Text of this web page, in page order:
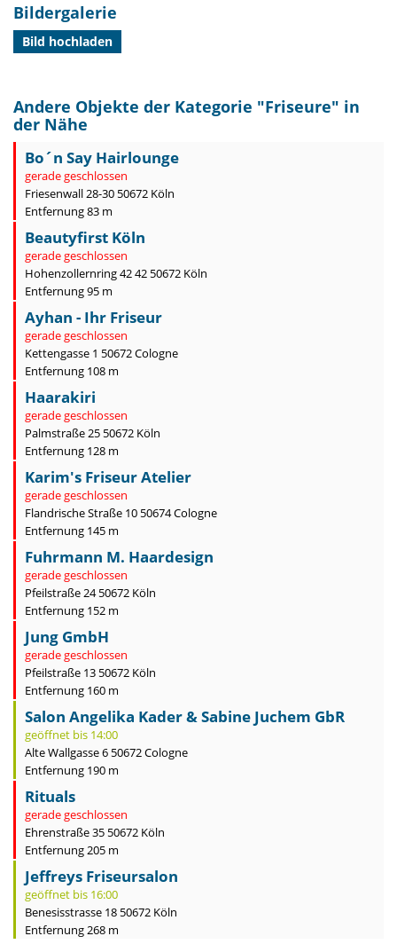
Bildergalerie
Bild hochladen
Andere Objekte der Kategorie "Friseure" in
der Nähe
Bo´n Say Hairlounge
gerade geschlossen
Friesenwall 28-30 50672 Köln
Entfernung 83 m
Beautyfirst Köln
gerade geschlossen
Hohenzollernring 42 42 50672 Köln
Entfernung 95 m
Ayhan - Ihr Friseur
gerade geschlossen
Kettengasse 1 50672 Cologne
Entfernung 108 m
Haarakiri
gerade geschlossen
Palmstraße 25 50672 Köln
Entfernung 128 m
Karim's Friseur Atelier
gerade geschlossen
Flandrische Straße 10 50674 Cologne
Entfernung 145 m
Fuhrmann M. Haardesign
gerade geschlossen
Pfeilstraße 24 50672 Köln
Entfernung 152 m
Jung GmbH
gerade geschlossen
Pfeilstraße 13 50672 Köln
Entfernung 160 m
Salon Angelika Kader & Sabine Juchem GbR
geöffnet bis 14:00
Alte Wallgasse 6 50672 Cologne
Entfernung 190 m
Rituals
gerade geschlossen
Ehrenstraße 35 50672 Köln
Entfernung 205 m
Jeffreys Friseursalon
geöffnet bis 16:00
Benesisstrasse 18 50672 Köln
Entfernung 268 m